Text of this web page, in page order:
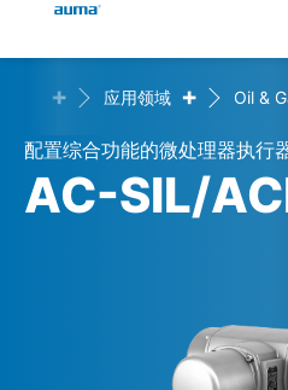
产品介绍
解决方案
Global
欧洲
搜索
+ 应用领域 + Oil &
配置综合功能的微处理器执行
AC-SIL/